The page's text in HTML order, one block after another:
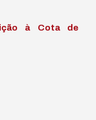
à Cota de